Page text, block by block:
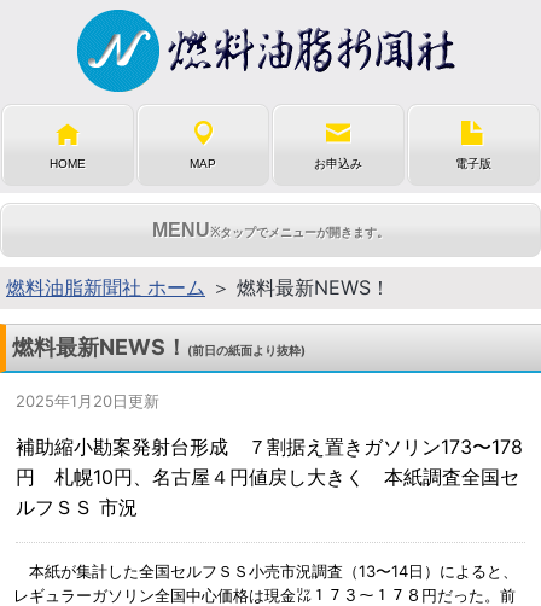
HOME MAP お申込み 電子版
MENU※タップでメニューが開きます。
燃料油脂新聞社 ホーム ＞ 燃料最新NEWS！
燃料最新NEWS！ (前日の紙面より抜粋)
2025年1月20日更新
補助縮小勘案発射台形成 ７割据え置きガソリン173〜178
円 札幌10円、名古屋４円値戻し大きく 本紙調査全国セ
ルフＳＳ 市況
本紙が集計した全国セルフＳＳ小売市況調査（13〜14日）によると、
レギュラーガソリン全国中心価格は現金㍑１７３〜１７８円だった。前